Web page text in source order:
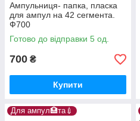
Ампульниця- папка, пласка
для ампул на 42 сегмента.
Ф700
Готово до відправки 5 од.
700 ₴
Купити
Для ампул🏥та💉